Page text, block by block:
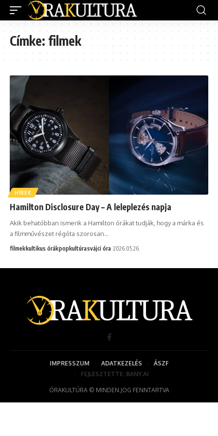
Címke:filmek
HÍREK
Hamilton Disclosure Day – A leleplezés napja
Akik behatóbban ismerik a Hamilton órákat tudják, hogy a márka és
a filmművészet régóta szorosan…
filmekkultikus órákpopkultúrasvájci óra 2026.05.26.
ÓRAKULTÚRA © MINDEN JOG FENNTARTVA
IMPRESSZUM ADATKEZELÉS
ÁSZF
FEJLESZTETTE: BANY.AI